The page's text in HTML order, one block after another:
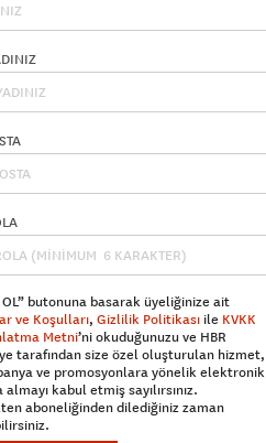
OL” butonuna basarak üyeliğinize ait
ve Koşulları, Gizlilik Politikası ile KVKK
Metni’ni okuduğunuzu ve HBR
tarafından size özel oluşturulan hizmet,
ve promosyonlara yönelik elektronik
almayı kabul etmiş sayılırsınız.
aboneliğinden dilediğiniz zaman